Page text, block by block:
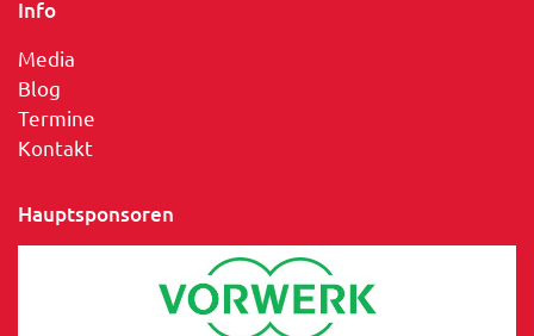
Info
Media
Blog
Termine
Kontakt
Hauptsponsoren